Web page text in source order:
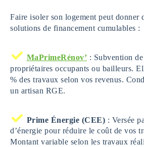
Faire isoler son logement peut donner
solutions de financement cumulables :
MaPrimeRénov’ : Subvention
propriétaires occupants ou bailleurs.
% des travaux selon vos revenus.
un artisan RGE.
Prime Énergie (CEE) : Versée
d’énergie pour réduire le coût de vos
Montant variable selon les travaux